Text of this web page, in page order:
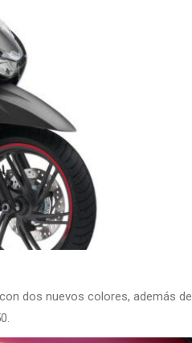
dos nuevos colores, además de